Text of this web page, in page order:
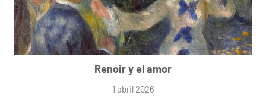
Renoir y el amor
1 abril 2026